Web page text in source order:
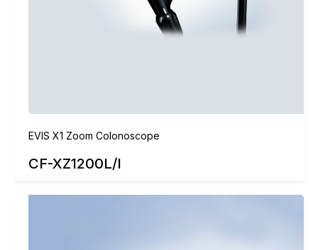
EVIS X1 Zoom Colonoscope
CF-XZ1200L/I